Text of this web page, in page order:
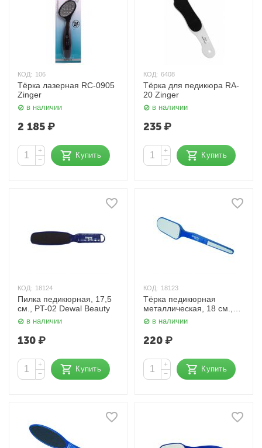
КОД: 106
Тёрка лазерная RC-0905
Zinger
в наличии
2 185₽
+
−
Купить
КОД: 6408
Тёрка для педикюра RA-
20 Zinger
в наличии
235₽
+
−
Купить
КОД: 18124
Пилка педикюрная, 17,5
см., PT-02 Dewal Beauty
в наличии
130₽
+
−
Купить
КОД: 18123
Тёрка педикюрная
металлическая, 18 см.,
PT-15 Dewal Beauty
в наличии
220₽
+
−
Купить